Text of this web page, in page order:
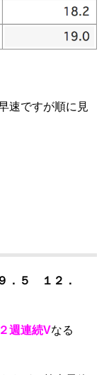
速ですが順に見
５ １２．
２週連続Vなる